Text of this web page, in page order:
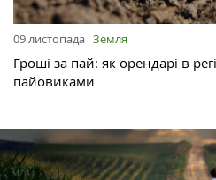
09 листопада Земля
Гроші за пай: як орендарі в
пайовиками